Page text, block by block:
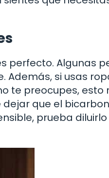
perfecto. Algunas
Además, si usas
te preocupes, esto
que el
prueba